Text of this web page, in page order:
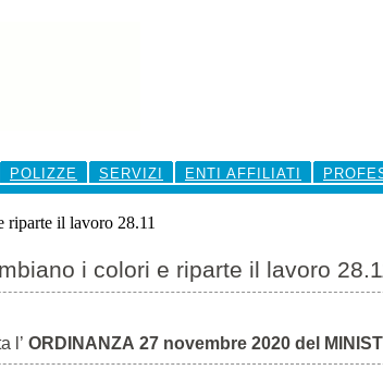
POLIZZE SERVIZI ENTI AFFILIATI
riparte il lavoro 28.11
i colori e riparte il lavoro
l’ ORDINANZA 27 novembre 2020 del